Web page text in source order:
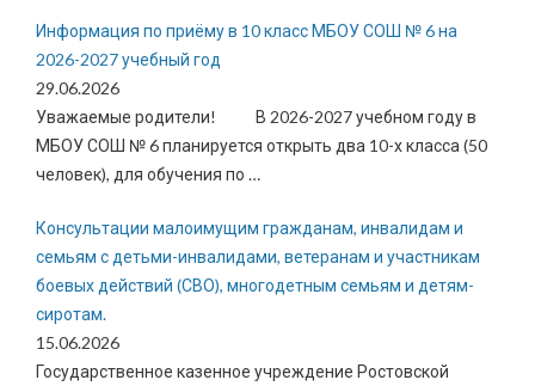
Информация по приёму в 10 класс МБОУ СОШ № 6 на
2026-2027 учебный год
29.06.2026
Уважаемые родители! В 2026-2027 учебном году в
МБОУ СОШ № 6 планируется открыть два 10-х класса (50
человек), для обучения по …
Консультации малоимущим гражданам, инвалидам и
семьям с детьми-инвалидами, ветеранам и участникам
боевых действий (СВО), многодетным семьям и детям-
сиротам.
15.06.2026
Государственное казенное учреждение Ростовской